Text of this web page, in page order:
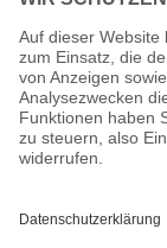
KONTAKT
RECHTLICHES